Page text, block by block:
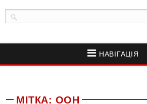
НАВІГАЦІЯ
МІТКА: ООН